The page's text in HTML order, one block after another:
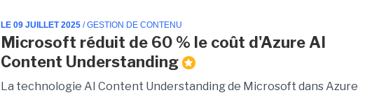
LE 09 JUILLET 2025 / GESTION DE CONTENU
Microsoft réduit de 60 % le coût d'Azure AI
Content Understanding
La technologie AI Content Understanding de Microsoft dans Azure